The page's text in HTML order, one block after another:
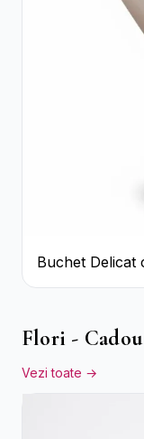
Buchet Delicat
Crizanteme
Flori -
Vezi toate →